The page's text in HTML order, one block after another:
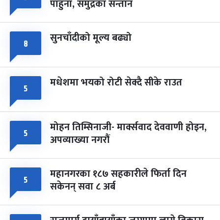
सोम चैत्र ८, २०८३-Mar 22, 2027
पाहुना, समुद्रका सन्तान
८ सुनचाँदीको मूल्य बढ्यो
५ मधेशमा भयको रोटी सेक्दै सीके राउत
५ मोहन तिम्सिनाजी- मार्क्सवाद देववाणी होइन,
अपव्याख्या नगरौं
५ महानगरका १८७ सहकारीले फिर्ता दिन
सकेनन् सवा ८ अर्ब